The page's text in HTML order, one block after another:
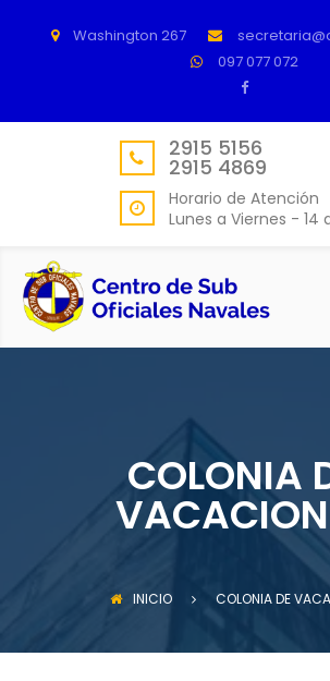
Washington 267
097 077 072
2915 5156
2915 4869
Horario de Atención
Lunes a Viernes - 14
COLONIA
INICIO COLONIA DE